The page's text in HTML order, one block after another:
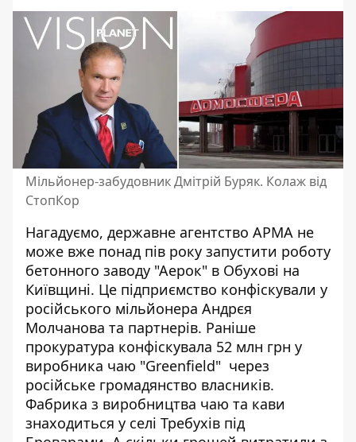
Мільйонер-забудовник Дмітрій Буряк. Колаж від
СтопКор
Нагадуємо, державне агентство АРМА не
може вже понад пів року запустити роботу
бетонного заводу "Аерок" в Обухові на
Київщині. Це підприємство конфіскували у
російського мільйонера Андрєя
Молчанова та партнерів. Раніше
прокуратура конфіскувала 52 млн грн у
виробника чаю "Greenfield" через
російське громадянство власників.
Фабрика з виробництва чаю та кави
знаходиться у селі Требухів під